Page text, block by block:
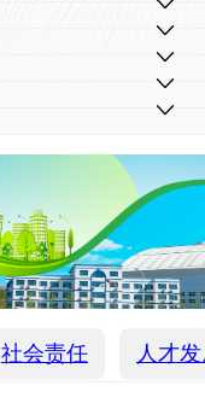
社会责任 人才